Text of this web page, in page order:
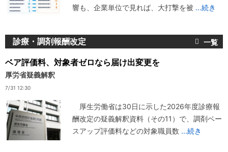
響も、企業単位で見れば、大打撃を被 ...続き
診療・調剤報酬改定
ベア評価料、対象者ゼロなら届け出変更を
厚労省疑義解釈
7/31 12:30
厚生労働省は30日に示した2026年度診療報
酬改定の疑義解釈資料（その11）で、調剤ベー
スアップ評価料などの対象職員数 ...続き